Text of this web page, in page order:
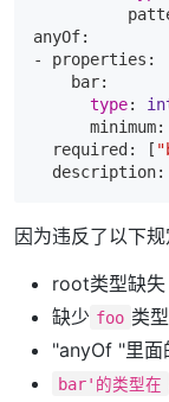
anyOf:
- properties:
    bar:
type:
      minimum:
  required: [
  description:
因为违反了以下规
root类型缺失
缺少 foo 类
"anyOf "里面
bar'的类型在